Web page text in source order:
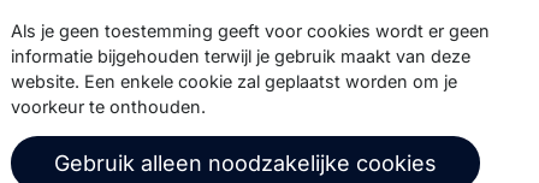
Abonneer
© 2026 Copernica B.V.
Als je geen toestemming geeft voor cookies wordt er geen
informatie bijgehouden terwijl je gebruik maakt van deze
website. Een enkele cookie zal geplaatst worden om je
voorkeur te onthouden.
Gebruik alleen noodzakelijke cookies